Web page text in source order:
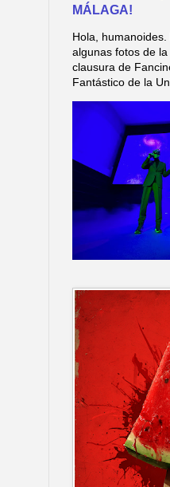
MÁLAGA!
Hola,
algunas fotos de
clausura de
Fantástico de la